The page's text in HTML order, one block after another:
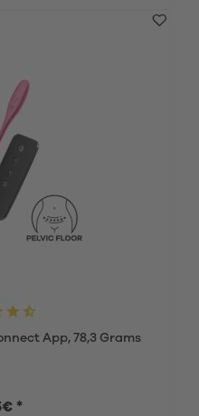
App, 78,3 Grams
*